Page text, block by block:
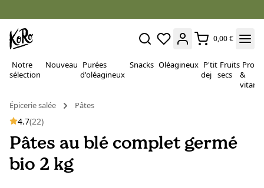
0,00 €
Notre
sélection
Nouveau Purées
d'oléagineux
Snacks Oléagineux P'tit
dej
Fruits
secs
&
Épicerie salée
Pâtes
4.7(22)
Pâtes au blé complet germé
bio 2 kg